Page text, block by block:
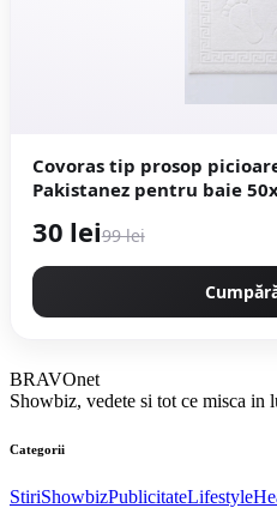
Covoras tip prosop
Pakistanez pentru baie
30 lei99 lei
BRAVOnet
Showbiz, vedete si tot ce misca in
Categorii
StiriShowbizPublicitateLifestyle